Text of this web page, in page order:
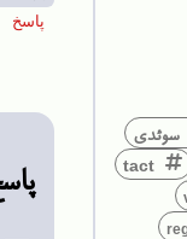
سوئدی
tact